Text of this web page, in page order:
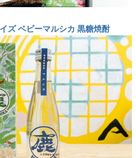
ズ ベビーマルシカ 黒糖焼酎